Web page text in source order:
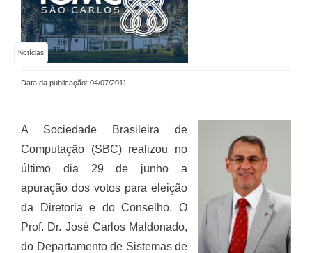
Notícias
Data da publicação: 04/07/2011
A Sociedade Brasileira de
Computação (SBC) realizou no
último dia 29 de junho a
apuração dos votos para eleição
da Diretoria e do Conselho. O
Prof. Dr. José Carlos Maldonado,
do Departamento de Sistemas de